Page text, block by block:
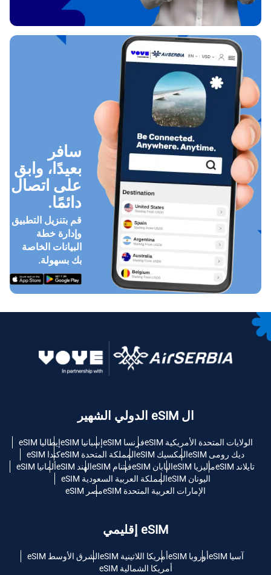
سافر
بعيدًا، وابق
على اتصال
دائمًا.
قم بتنزيل التطبيق
وإدارة خطة
البيانات الخاصة
بك بسهولة.
ال eSIM الدولي الشهير
الولايات المتحدة الأمريكية eSIM فرنسا eSIM إسبانيا eSIM
إيطاليا eSIM
ديك رومى eSIM
المكسيك eSIM المملكة المتحدة eSIM
كندا eSIM
تايلاند eSIM
ماليزيا eSIM اليابان eSIM فيتنام eSIM الهند eSIM
ألمانيا eSIM
اليونان eSIM
المملكة العربية السعودية eSIM
الإمارات العربية المتحدة eSIM
مصر eSIM
eSIM إقليمي
آسيا eSIM أوروبا eSIM أمريكا اللاتينية eSIM
الشرق الأوسط eSIM
أمريكا الشمالية eSIM